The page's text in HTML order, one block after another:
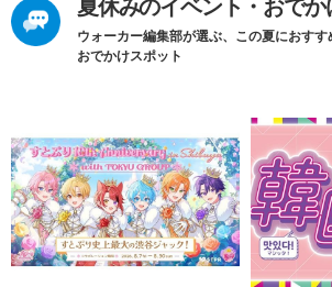
ウォーカー編集部が選ぶ、この夏におすす
おでかけスポット